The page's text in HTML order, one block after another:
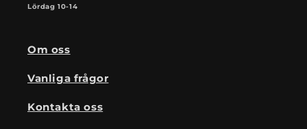
Lördag 10-14
Om oss
Vanliga frågor
Kontakta oss